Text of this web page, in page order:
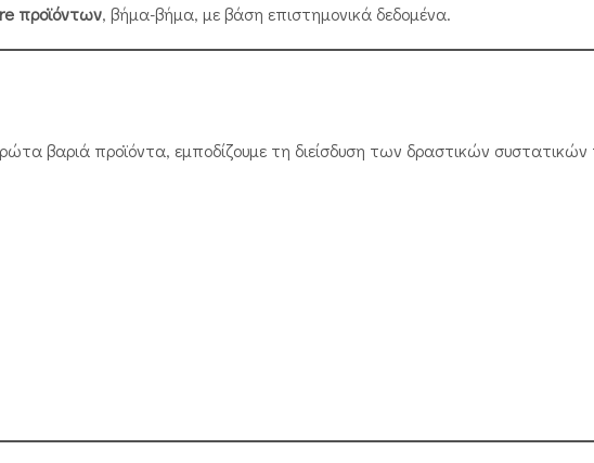
προϊόντων, βήμα-βήμα, με βάση επιστημονικά δεδομένα.
βαριά προϊόντα, εμποδίζουμε τη διείσδυση των δραστικών